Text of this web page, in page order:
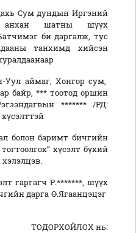
Сум дундын Иргэний
анхан шатны шүүх
би даргалж, тус
танхимд хийсэн
Уул аймаг, Хонгор сум,
байр, *** тоотод оршин
******* /РД:
болон баримт бичгийн
хүсэлт бүхий
гаргагч Р.*******, шүүх
дарга Ө.Ягаанцэцэг
ТОДОРХОЙЛОХ нь: